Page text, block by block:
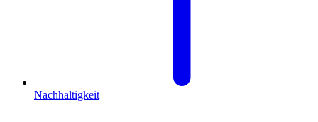
Nachhaltigkeit